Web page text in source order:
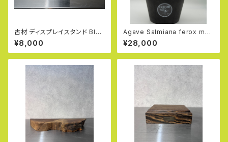
古材 ディスプレイスタンド Blac
k (High)
¥8,000
Agave Salmiana ferox me
dio picta (M)
¥28,000